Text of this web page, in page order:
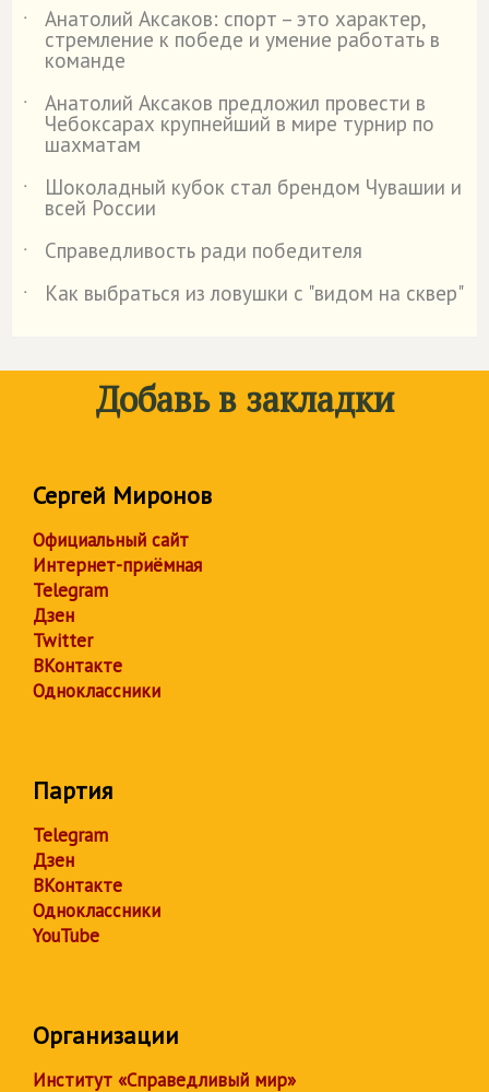
˙ Анатолий Аксаков: спорт – это характер,
стремление к победе и умение работать в
команде
˙
Анатолий Аксаков предложил провести в
Чебоксарах крупнейший в мире турнир по
шахматам
˙
Шоколадный кубок стал брендом Чувашии и
всей России
˙
Справедливость ради победителя
˙
Как выбраться из ловушки с "видом на сквер"
Добавь в закладки
Сергей Миронов
Официальный сайт
Интернет-приёмная
Telegram
Дзен
Twitter
ВКонтакте
Одноклассники
Партия
Telegram
Дзен
ВКонтакте
Одноклассники
YouTube
Организации
Институт «Справедливый мир»